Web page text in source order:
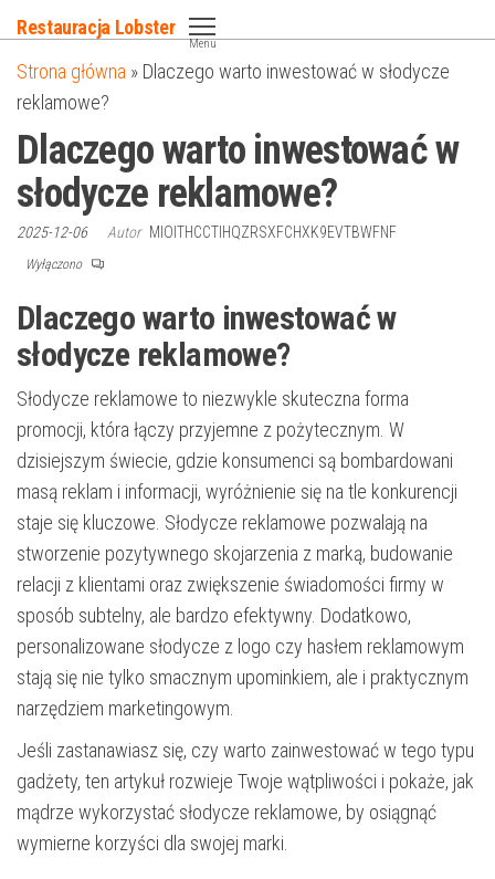
do
treści
Restauracja Lobster
Menu
Strona główna » Dlaczego warto inwestować w słodycze
reklamowe?
Dlaczego warto inwestować w
słodycze reklamowe?
2025-12-06 Autor MIOITHCCTIHQZRSXFCHXK9EVTBWFNF
Wyłączono
Dlaczego warto inwestować w
słodycze reklamowe?
Słodycze reklamowe to niezwykle skuteczna forma
promocji, która łączy przyjemne z pożytecznym. W
dzisiejszym świecie, gdzie konsumenci są bombardowani
masą reklam i informacji, wyróżnienie się na tle konkurencji
staje się kluczowe. Słodycze reklamowe pozwalają na
stworzenie pozytywnego skojarzenia z marką, budowanie
relacji z klientami oraz zwiększenie świadomości firmy w
sposób subtelny, ale bardzo efektywny. Dodatkowo,
personalizowane słodycze z logo czy hasłem reklamowym
stają się nie tylko smacznym upominkiem, ale i praktycznym
narzędziem marketingowym.
Jeśli zastanawiasz się, czy warto zainwestować w tego typu
gadżety, ten artykuł rozwieje Twoje wątpliwości i pokaże, jak
mądrze wykorzystać słodycze reklamowe, by osiągnąć
wymierne korzyści dla swojej marki.